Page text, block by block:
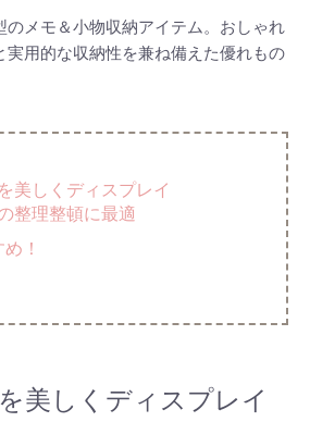
のメモ＆小物収納アイテム。おしゃれ
実用的な収納性を兼ね備えた優れもの
美しくディスプレイ
整理整頓に最適
！
美しくディスプレイ